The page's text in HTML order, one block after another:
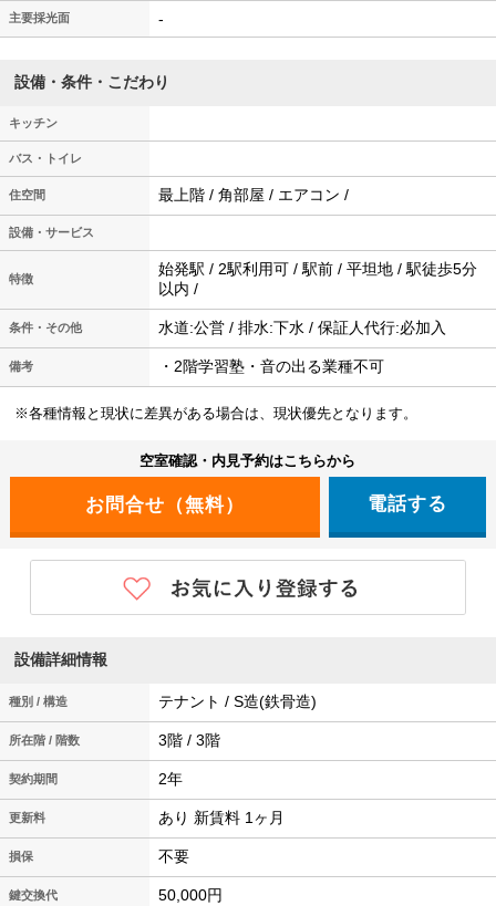
主要採光面 -
設備・条件・こだわり
キッチン
バス・トイレ
住空間 最上階 / 角部屋 / エアコン /
設備・サービス
特徴
始発駅 / 2駅利用可 / 駅前 / 平坦地 / 駅徒歩5分
以内 /
条件・その他 水道:公営 / 排水:下水 / 保証人代行:必加入
備考 ・2階学習塾・音の出る業種不可
※各種情報と現状に差異がある場合は、現状優先となります。
空室確認・内見予約はこちらから
電話する
設備詳細情報
種別 / 構造 テナント / S造(鉄骨造)
所在階 / 階数 3階 / 3階
契約期間 2年
更新料 あり 新賃料 1ヶ月
損保 不要
鍵交換代 50,000円